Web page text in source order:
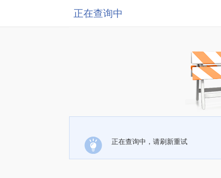
正在查询中
正在查询中，请刷新重试